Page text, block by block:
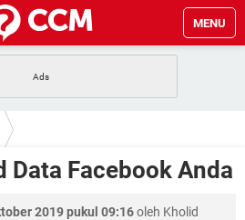
MENU
APLIKASI VIDEO-CALL
Data Facebook Anda
2019 pukul 09:16oleh Kholid